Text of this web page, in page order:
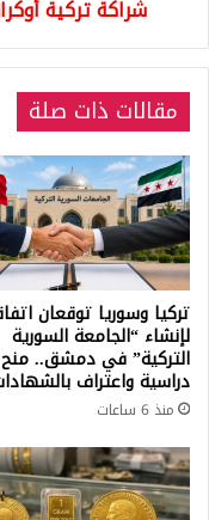
شراكة تركية
مقالات ذات صلة
تركيا وسوريا توقعان
لإنشاء “الجامعة السورية
التركية” في دمشق.. منح
دراسية واعتراف
منذ 6 ساعات